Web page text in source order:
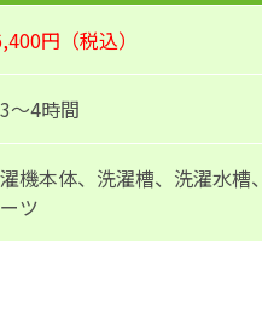
円（税込）
〜4時間
機本体、洗濯槽、洗濯水槽
ツ